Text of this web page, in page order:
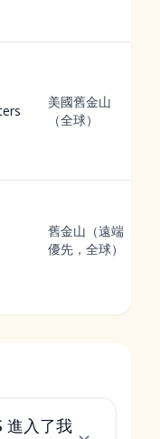
美國舊金山
（全球）
舊金山（遠端
優先，全球）
進入了我